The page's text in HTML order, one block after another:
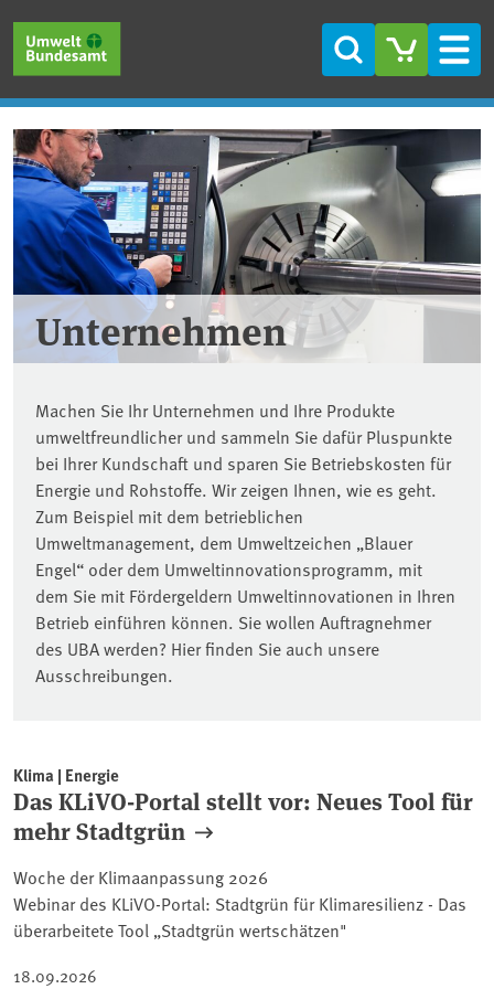
Suche
Unternehmen
Machen Sie Ihr Unternehmen und Ihre Produkte
umweltfreundlicher und sammeln Sie dafür Pluspunkte
bei Ihrer Kundschaft und sparen Sie Betriebskosten für
Energie und Rohstoffe. Wir zeigen Ihnen, wie es geht.
Zum Beispiel mit dem betrieblichen
Umweltmanagement, dem Umweltzeichen „Blauer
Engel“ oder dem Umweltinnovationsprogramm, mit
dem Sie mit Fördergeldern Umweltinnovationen in Ihren
Betrieb einführen können. Sie wollen Auftragnehmer
des UBA werden? Hier finden Sie auch unsere
Ausschreibungen.
Klima | Energie
Das KLiVO-Portal stellt vor: Neues Tool für
mehr Stadtgrün
Woche der Klimaanpassung 2026
Webinar des KLiVO-Portal: Stadtgrün für Klimaresilienz - Das
überarbeitete Tool „Stadtgrün wertschätzen"
18.09.2026